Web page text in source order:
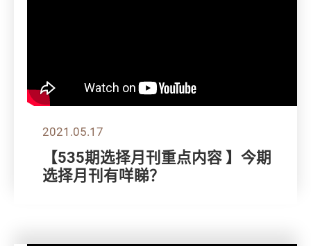
2021.05.17
【535期选择月刊重点内容 】今期
选择月刊有咩睇？